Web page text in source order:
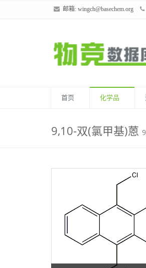
邮箱: wingch@basechem.org
首页 化学品
9,10-双(氯甲基)蒽